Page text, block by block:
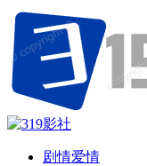
剧情爱情